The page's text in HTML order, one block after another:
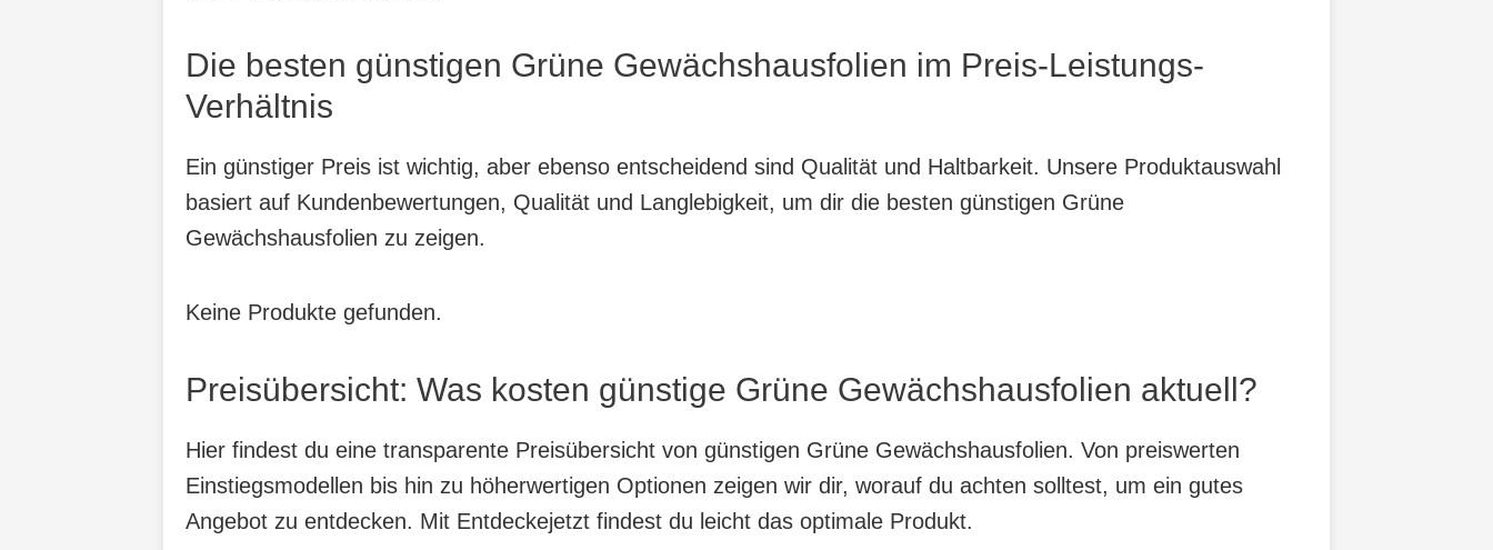
Die besten günstigen Grüne Gewächshausfolien im Preis-Leistungs-
Verhältnis
Ein günstiger Preis ist wichtig, aber ebenso entscheidend sind Qualität und Haltbarkeit. Unsere Produktauswahl
basiert auf Kundenbewertungen, Qualität und Langlebigkeit, um dir die besten günstigen Grüne
Gewächshausfolien zu zeigen.
Keine Produkte gefunden.
Preisübersicht: Was kosten günstige Grüne Gewächshausfolien aktuell?
Hier findest du eine transparente Preisübersicht von günstigen Grüne Gewächshausfolien. Von preiswerten
Einstiegsmodellen bis hin zu höherwertigen Optionen zeigen wir dir, worauf du achten solltest, um ein gutes
Angebot zu entdecken. Mit Entdeckejetzt findest du leicht das optimale Produkt.